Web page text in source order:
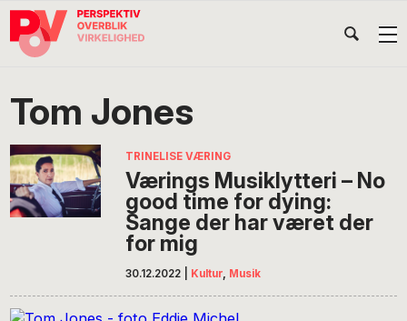
Gå
direkte
navigation
Skip
indhold
Gå
direkte
POV
International
Tom Jones
TRINELISE VÆRING
Værings Musiklytteri – No
good time for dying:
Sange der har været der
for mig
30.12.2022 Kultur, Musik